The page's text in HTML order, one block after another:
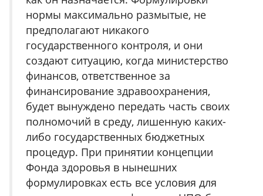
нормы максимально размытые, не
предполагают никакого
государственного контроля, и они
создают ситуацию, когда министерство
финансов, ответственное за
финансирование здравоохранения,
будет вынуждено передать часть своих
полномочий в среду, лишенную каких-
либо государственных бюджетных
процедур. При принятии концепции
Фонда здоровья в нынешних
формулировках есть все условия для